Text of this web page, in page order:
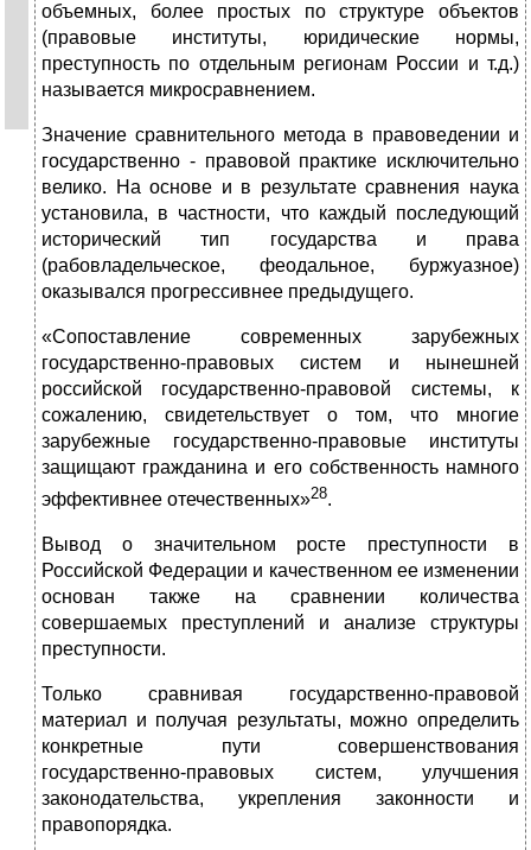
объемных, более простых по структуре объектов
(правовые институты, юридические нормы,
преступность по отдельным регионам России и т.д.)
называется микросравнением.
Значение сравнительного метода в правоведении и
государственно - правовой практике исключительно
велико. На основе и в результате сравнения наука
установила, в частности, что каждый последующий
исторический тип государства и права
(рабовладельческое, феодальное, буржуазное)
оказывался прогрессивнее предыдущего.
«Сопоставление современных зарубежных
государственно-правовых систем и нынешней
российской государственно-правовой системы, к
сожалению, свидетельствует о том, что многие
зарубежные государственно-правовые институты
защищают гражданина и его собственность намного
эффективнее отечественных»28.
Вывод о значительном росте преступности в
Российской Федерации и качественном ее изменении
основан также на сравнении количества
совершаемых преступлений и анализе структуры
преступности.
Только сравнивая государственно-правовой
материал и получая результаты, можно определить
конкретные пути совершенствования
государственно-правовых систем, улучшения
законодательства, укрепления законности и
правопорядка.